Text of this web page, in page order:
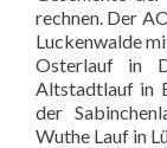
rechnen. Der
Luckenwalde
Osterlauf in
Altstadtlauf in
der
Wuthe Lauf in